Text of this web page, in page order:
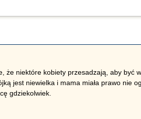
że niektóre kobiety przesadzają, aby być
jest niewielka i mama miała prawo nie
gdziekolwiek.